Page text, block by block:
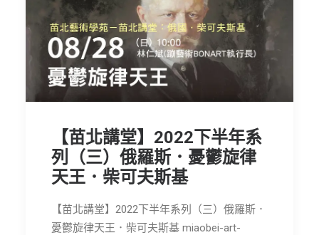
【苗北講堂】2022下半年系
列（三）俄羅斯．憂鬱旋律
天王．柴可夫斯基
【苗北講堂】2022下半年系列（三）俄羅斯．
憂鬱旋律天王．柴可夫斯基 miaobei-art-